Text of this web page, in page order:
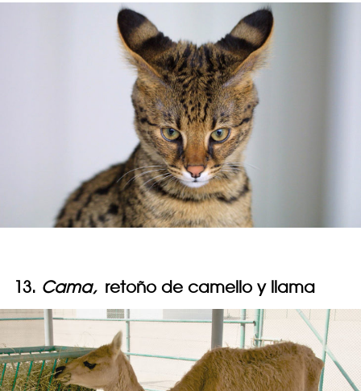
13. Cama, retoño de camello y llama